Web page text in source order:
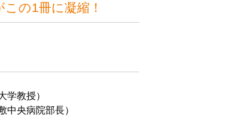
の1冊に凝縮！
学教授）
央病院部長）